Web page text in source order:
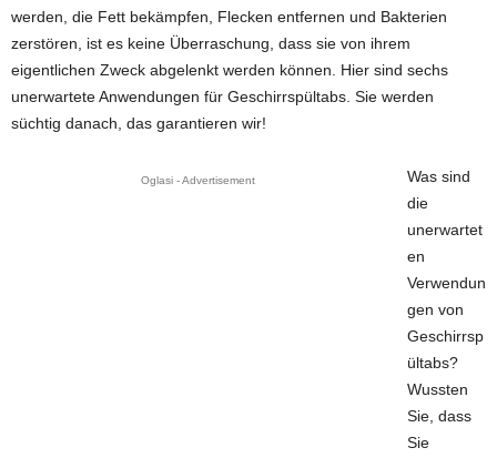
werden, die Fett bekämpfen, Flecken entfernen und Bakterien
zerstören, ist es keine Überraschung, dass sie von ihrem
eigentlichen Zweck abgelenkt werden können. Hier sind sechs
unerwartete Anwendungen für Geschirrspültabs. Sie werden
süchtig danach, das garantieren wir!
Oglasi - Advertisement
Was sind
die
unerwartet
en
Verwendun
gen von
Geschirrsp
ültabs?
Wussten
Sie, dass
Sie